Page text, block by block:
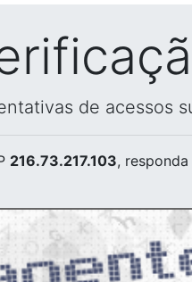
de acessos
216.73.217.103,